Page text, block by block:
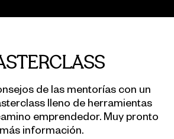
de las mentorías con un
lleno de herramientas
emprendedor. Muy pronto
más información.